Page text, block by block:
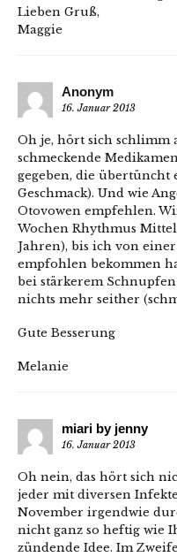
Lieben Gruß,
Maggie
Anonym
16. Januar 2013
Oh je, hört sich schlimm
schmeckende
gegeben, die übertüncht
Geschmack). Und wie
Otovowen empfehlen.
Wochen Rhythmus
Jahren), bis ich von
empfohlen bekommen
bei stärkerem
nichts mehr seither
Gute Besserung
Melanie
miari by jenny
16. Januar 2013
Oh nein, das hört sich
jeder mit diversen
November irgendwie
nicht ganz so heftig wie
zündende Idee. Im